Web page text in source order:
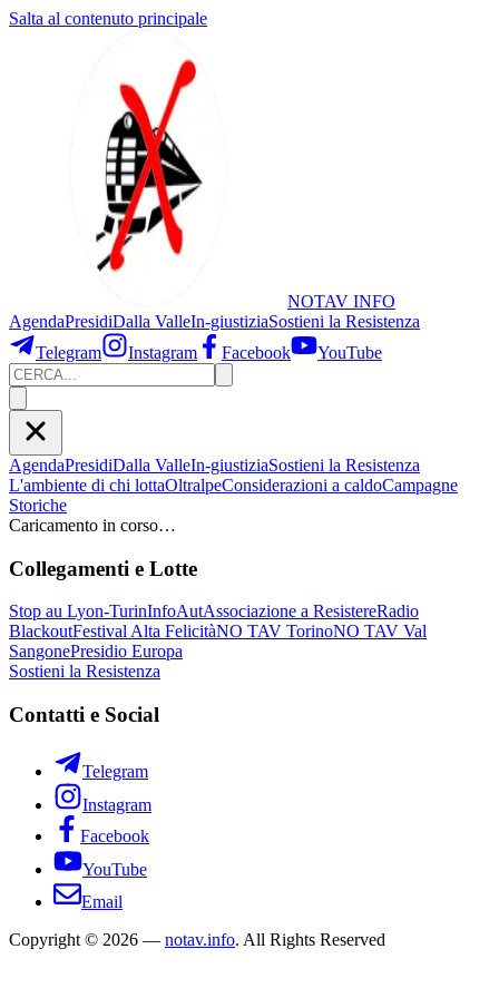
Salta al contenuto principale
NOTAV INFO
AgendaPresidiDalla ValleIn-giustiziaSostieni la Resistenza
Telegram
Instagram Facebook YouTube
AgendaPresidiDalla ValleIn-giustiziaSostieni la Resistenza
L'ambiente di chi lottaOltralpeConsiderazioni a caldoCampagne
Storiche
Caricamento in corso…
Collegamenti e Lotte
Stop au Lyon-TurinInfoAutAssociazione a ResistereRadio
BlackoutFestival Alta FelicitàNO TAV TorinoNO TAV Val
SangonePresidio Europa
Sostieni la Resistenza
Contatti e Social
Telegram
Instagram
Facebook
YouTube
Email
Copyright © 2026 — notav.info. All Rights Reserved